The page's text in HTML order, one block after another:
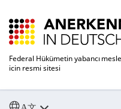
Federal Hükümetin yabancı
icin resmi sitesi